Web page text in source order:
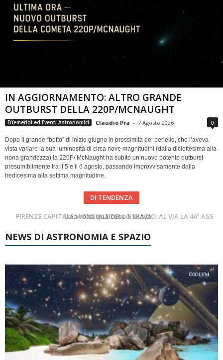
IN AGGIORNAMENTO: ALTRO GRANDE
OUTBURST DELLA 220P/MCNAUGHT
Effemeridi ed Eventi Astronomici Claudio Pra - 7 Agosto 2026 0
Dopo il grande “botto” di inizio giugno in prossimità del perielio, che l’aveva
vista variare la sua luminosità di circa nove magnitudini (dalla diciottesima alla
nona grandezza) la 220P/ McNaught ha subìto un nuovo potente outburst
presumibilmente tra il 5 e il 6 agosto, passando improvvisamente dalla
tredicesima alla settima magnitudine.
DI TENDENZA
FIRENZE CAPITALE MONDIALE DELLO SPAZIO: AL VIA LA 46ª ASSEMBLEA SCIENTIFICA DEL COSPAR
Cielo del Mese di Agosto 2026
NEWS DI ASTRONOMIA E SPAZIO